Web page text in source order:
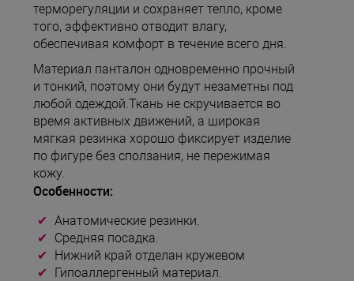
терморегуляции и сохраняет тепло, кроме
того, эффективно отводит влагу,
обеспечивая комфорт в течение всего дня.
Материал панталон одновременно прочный
и тонкий, поэтому они будут незаметны под
любой одеждой.Ткань не скручивается во
время активных движений, а широкая
мягкая резинка хорошо фиксирует изделие
по фигуре без сползания, не пережимая
кожу.
Особенности:
Анатомические резинки.
Средняя посадка.
Нижний край отделан кружевом
Гипоаллергенный материал.